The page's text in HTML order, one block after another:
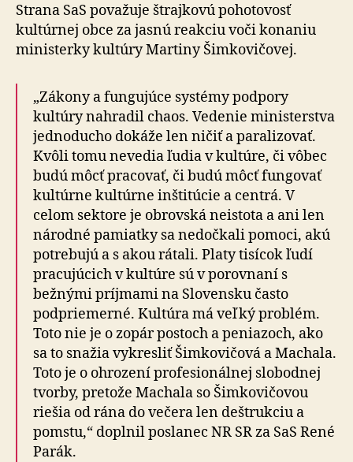
Strana SaS považuje štrajkovú pohotovosť
kultúrnej obce za jasnú reakciu voči konaniu
ministerky kultúry Martiny Šimkovičovej.
„Zákony a fungujúce systémy podpory
kultúry nahradil chaos. Vedenie ministerstva
jednoducho dokáže len ničiť a paralizovať.
Kvôli tomu nevedia ľudia v kultúre, či vôbec
budú môcť pracovať, či budú môcť fungovať
kultúrne kultúrne inštitúcie a centrá. V
celom sektore je obrovská neistota a ani len
národné pamiatky sa nedočkali pomoci, akú
potrebujú a s akou rátali. Platy tisícok ľudí
pracujúcich v kultúre sú v porovnaní s
bežnými príjmami na Slovensku často
podpriemerné. Kultúra má veľký problém.
Toto nie je o zopár postoch a peniazoch, ako
sa to snažia vykresliť Šimkovičová a Machala.
Toto je o ohrození profesionálnej slobodnej
tvorby, pretože Machala so Šimkovičovou
riešia od rána do večera len deštrukciu a
pomstu,“ doplnil poslanec NR SR za SaS René
Parák.